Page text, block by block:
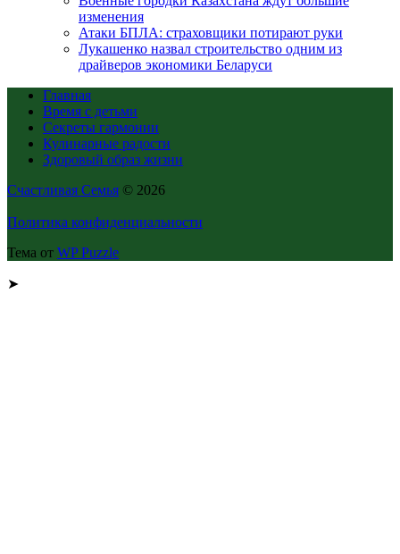
изменения
Атаки БПЛА: страховщики потирают руки
Лукашенко назвал строительство одним из
драйверов экономики Беларуси
Главная
Время с детьми
Секреты гармонии
Кулинарные радости
Здоровый образ жизни
Счастливая Семья © 2026
Политика конфиденциальности
Тема от WP Puzzle
➤